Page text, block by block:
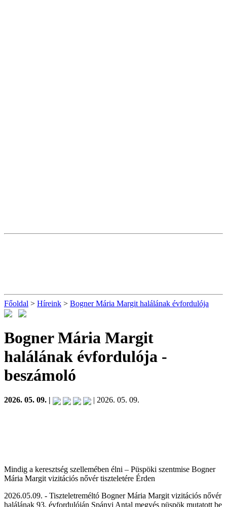
Főoldal > Híreink > Bogner Mária Margit halálának évfordulója
Bogner Mária Margit
halálának évfordulója -
beszámoló
2026. 05. 09. | | 2026. 05. 09.
Mindig a keresztség szellemében élni – Püspöki szentmise Bogner
Mária Margit vizitációs nővér tiszteletére Érden
2026.05.09. - Tiszteletreméltó Bogner Mária Margit vizitációs nővér
halálának 93. évfordulóján Spányi Antal megyés püspök mutatott be